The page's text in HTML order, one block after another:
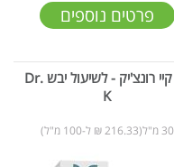
פרטים נוספים
דר קיי רונצ'יק - לשיעול יבש Dr.
K
30 מ"ל(216.33 ₪ ל-100 מ"ל)